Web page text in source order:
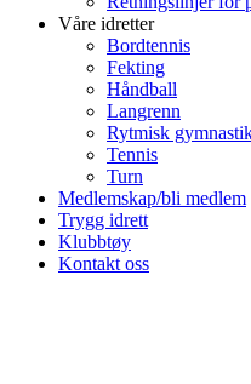
Våre idretter
Bordtennis
Fekting
Håndball
Langrenn
Rytmisk
Tennis
Turn
Medlemskap/bli medlem
Trygg idrett
Klubbtøy
Kontakt oss